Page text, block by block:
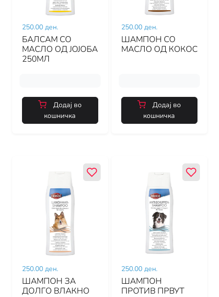
250.00 ден.
БАЛСАМ СО
МАСЛО ОД ЈОЈОБА
250МЛ
Додај во
кошничка
250.00 ден.
ШАМПОН СО
МАСЛО ОД КОКОС
Додај во
кошничка
250.00 ден.
ШАМПОН ЗА
ДОЛГО ВЛАКНО
250.00 ден.
ШАМПОН
ПРОТИВ ПРВУТ